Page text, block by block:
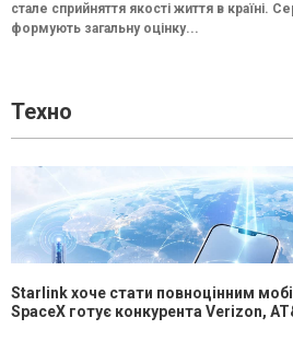
стале сприйняття якості життя в країні.
формують загальну оцінку...
Техно
Starlink хоче стати повноцінним
SpaceX готує конкурента Verizon,